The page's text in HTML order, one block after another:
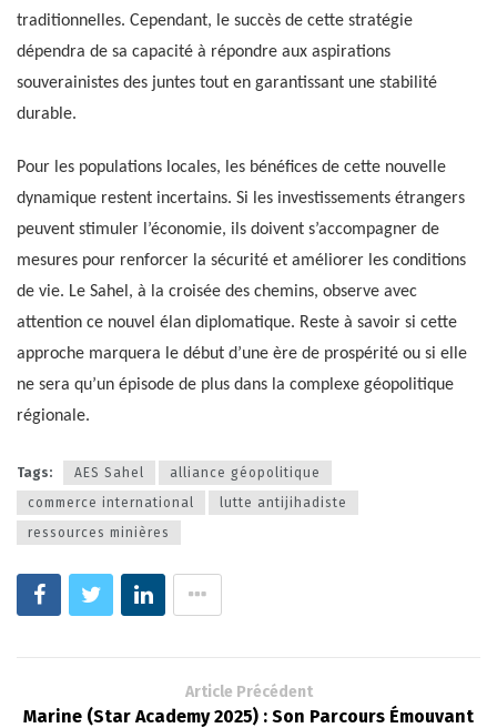
traditionnelles. Cependant, le succès de cette stratégie
dépendra de sa capacité à répondre aux aspirations
souverainistes des juntes tout en garantissant une stabilité
durable.
Pour les populations locales, les bénéfices de cette nouvelle
dynamique restent incertains. Si les investissements étrangers
peuvent stimuler l’économie, ils doivent s’accompagner de
mesures pour renforcer la sécurité et améliorer les conditions
de vie. Le Sahel, à la croisée des chemins, observe avec
attention ce nouvel élan diplomatique. Reste à savoir si cette
approche marquera le début d’une ère de prospérité ou si elle
ne sera qu’un épisode de plus dans la complexe géopolitique
régionale.
Tags: AES Sahel
alliance géopolitique
commerce international
lutte antijihadiste
ressources minières
Article Précédent
Marine (Star Academy 2025) : Son Parcours Émouvant